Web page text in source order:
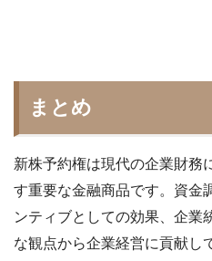
まとめ
新株予約権は現代の企業財務
す重要な金融商品です。資金
ンティブとしての効果、企業
な観点から企業経営に貢献し